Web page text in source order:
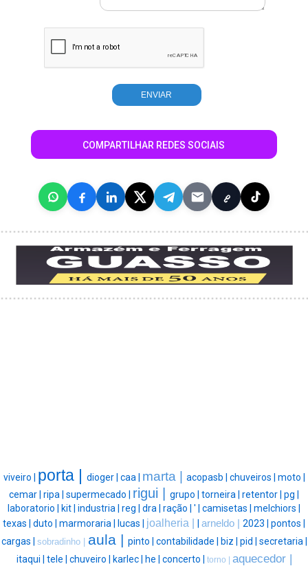
COMPARTILHAR REDES SOCIAIS
viveiro | porta | dioger | caa | marta | acopasb | chuveiros | moto |
cemar | ripa | supermecado | rigui | grupo | torneira | retentor | pg |
laboratorio |
kit | industria | reg | dra | ração | ' | camisetas | melchiors |
texas | duto | marmoraria | lucas | joalheria | arneldo | 2023 | pontos |
cargas | sobradinho | aula | pinto | contabilidade | biz | pid | secretaria |
itaqui | tele | chuveiro | karlec | he | concerto | torno | aquecedor |